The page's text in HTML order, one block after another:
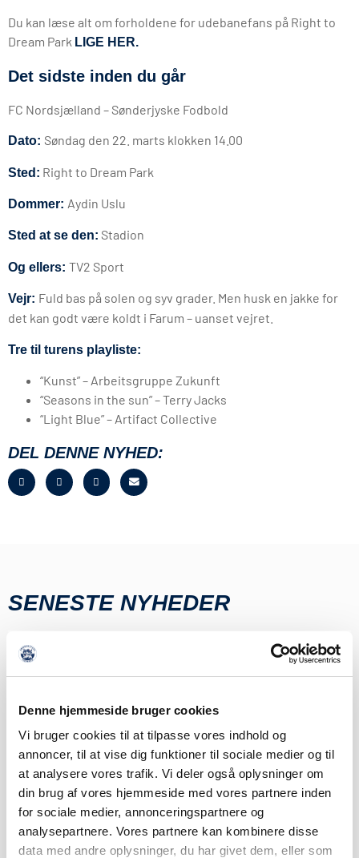
Denne hjemmeside bruger cookies
Vi bruger cookies til at tilpasse vores indhold og
annoncer, til at vise dig funktioner til sociale medier og til
at analysere vores trafik. Vi deler også oplysninger om
din brug af vores hjemmeside med vores partnere inden
for sociale medier, annonceringspartnere og
analysepartnere. Vores partnere kan kombinere disse
data med andre oplysninger, du har givet dem, eller som
Du kan læse alt om forholdene for udebanefans på Right to
Dream Park LIGE HER.
Det sidste inden du går
FC Nordsjælland – Sønderjyske Fodbold
Dato: Søndag den 22. marts klokken 14.00
Sted: Right to Dream Park
Dommer: Aydin Uslu
Sted at se den: Stadion
Og ellers: TV2 Sport
Vejr: Fuld bas på solen og syv grader. Men husk en jakke for
det kan godt være koldt i Farum – uanset vejret.
Tre til turens playliste:
“Kunst” – Arbeitsgruppe Zukunft
“Seasons in the sun” – Terry Jacks
“Light Blue” – Artifact Collective
DEL DENNE NYHED:
SENESTE NYHEDER